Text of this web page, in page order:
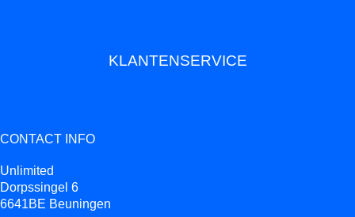
KLANTENSERVICE
CONTACT INFO
Unlimited
Dorpssingel 6
6641BE Beuningen